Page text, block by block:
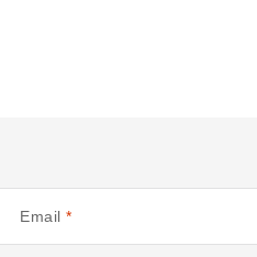
Email